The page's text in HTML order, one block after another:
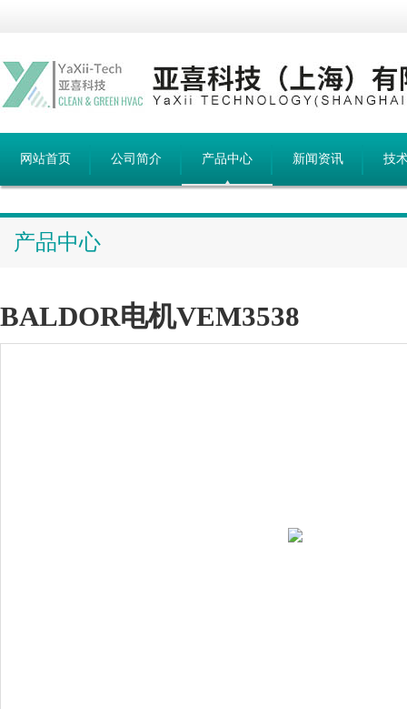
网站首页 公司简介 产品中心 新闻资讯 技
产品中心
BALDOR电机VEM3538